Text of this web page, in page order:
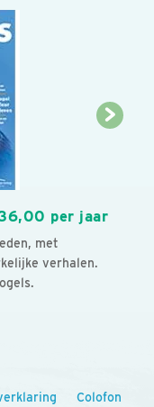
per jaar
met
verhalen.
Colofon